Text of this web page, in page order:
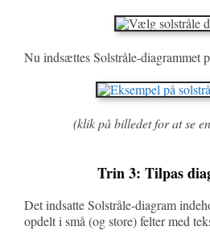
Nu indsættes Solstråle-diagrammet
(klik på billedet for at se
Trin 3: Tilpas
Det indsatte Solstråle-diagram
opdelt i små (og store) felter med